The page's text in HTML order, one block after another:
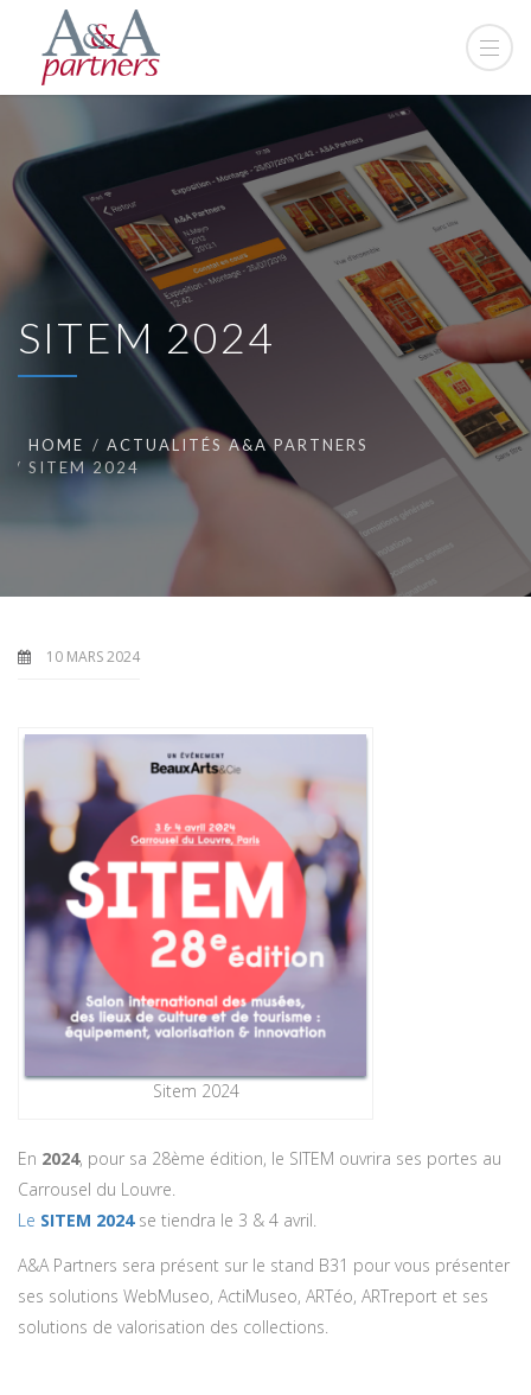
SITEM 2024
HOME
ACTUALITÉS A&A PARTNERS
SITEM 2024
10 MARS 2024
Sitem 2024
En 2024, pour sa 28ème édition, le SITEM ouvrira ses portes au
Carrousel du Louvre.
Le SITEM 2024se tiendra le 3 & 4 avril.
A&A Partners sera présent sur le stand B31 pour vous présenter
ses solutions WebMuseo, ActiMuseo, ARTéo, ARTreport et ses
solutions de valorisation des collections.